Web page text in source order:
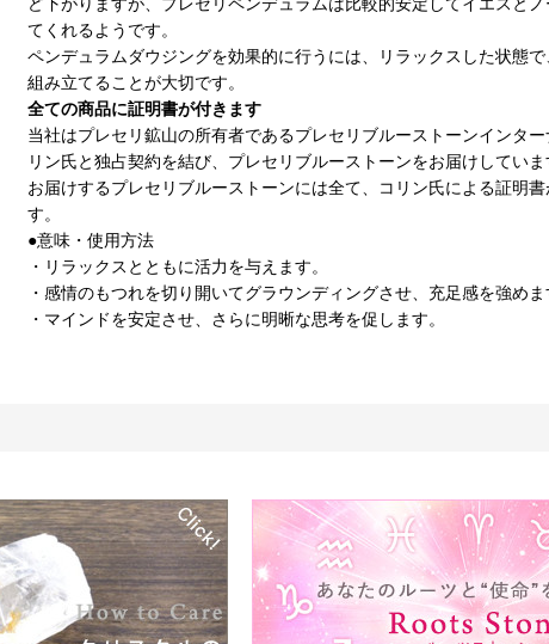
てくれるようです。
ペンデュラムダウジングを効果的に行うには、リラックスした状態
組み立てることが大切です。
全ての商品に証明書が付きます
当社はプレセリ鉱山の所有者であるプレセリブルーストーンインタ
リン氏と独占契約を結び、プレセリブルーストーンをお届けしてい
お届けするプレセリブルーストーンには全て、コリン氏による証明書
す。
●意味・使用方法
・リラックスとともに活力を与えます。
・感情のもつれを切り開いてグラウンディングさせ、充足感を強めま
・マインドを安定させ、さらに明晰な思考を促します。